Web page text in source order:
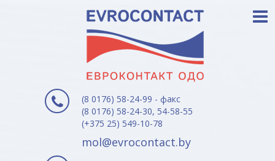
(8 0176) 58-24-99 - факс
(8 0176) 58-24-30, 54-58-55
(+375 25) 549-10-78
mol@evrocontact.by